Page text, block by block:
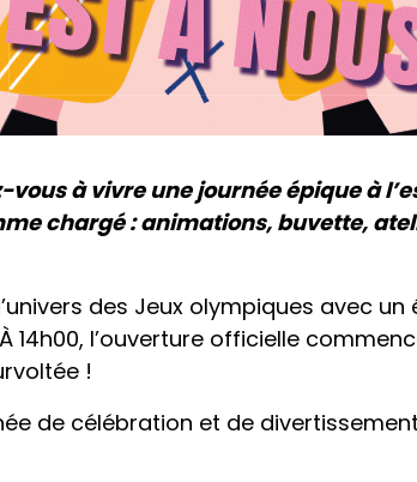
à vivre une journée épique à
chargé : animations, buvette,
des Jeux olympiques avec
14h00, l’ouverture officielle
!
de célébration et de